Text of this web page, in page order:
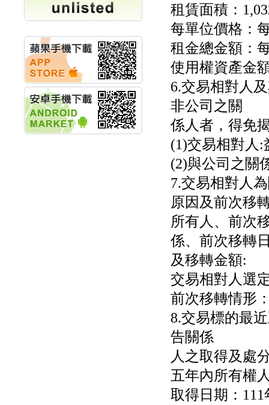
碩通散熱股份有限公司
公告董事會通過發言人
華旭先進:代重要子公司
碩通散熱股份有限公司
公告董事會決議發行員
工認股權
華旭先進:代重要子公司
碩通散熱股份有限公司
公告董事會追認113年
向關係
華旭先進:代重要子公司
租賃面積：
每單位價格：
租金總金額：
使用權資產金
6.交易相對人
非公司之關
係人者，得免
(1)交易相對人
(2)與公司之關
7.交易相對人
原因及前次移
所有人、前次
係、前次移轉
及移轉金額:
交易相對人選
前次移轉情形
8.交易標的最
告關係
人之取得及處
五年內所有權
取得日期：111